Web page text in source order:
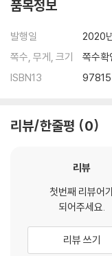
품목정보
발행일
2020
쪽수, 무게, 크기
쪽수
ISBN13
리뷰/한줄평 0
리뷰
첫번째 리뷰어
되어주세요.
리뷰 쓰기